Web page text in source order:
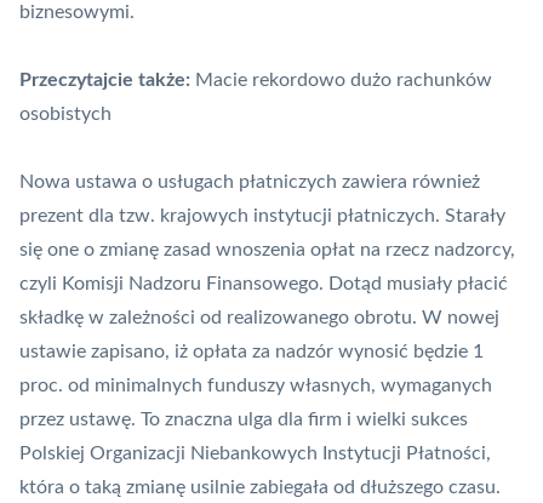
biznesowymi.
Przeczytajcie także: Macie rekordowo dużo rachunków
osobistych
Nowa ustawa o usługach płatniczych zawiera również
prezent dla tzw. krajowych instytucji płatniczych. Starały
się one o zmianę zasad wnoszenia opłat na rzecz nadzorcy,
czyli Komisji Nadzoru Finansowego. Dotąd musiały płacić
składkę w zależności od realizowanego obrotu. W nowej
ustawie zapisano, iż opłata za nadzór wynosić będzie 1
proc. od minimalnych funduszy własnych, wymaganych
przez ustawę. To znaczna ulga dla firm i wielki sukces
Polskiej Organizacji Niebankowych Instytucji Płatności,
która o taką zmianę usilnie zabiegała od dłuższego czasu.